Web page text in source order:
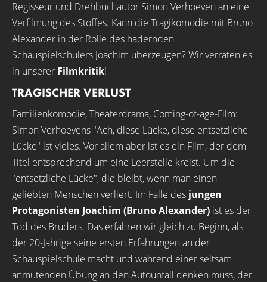
Regisseur und Drehbuchautor Simon Verhoeven an eine
Verfilmung des Stoffes. Kann die Tragikomödie mit Bruno
Alexander in der Rolle des hadernden
Schauspielschülers Joachim überzeugen? Wir verraten es
in unserer Filmkritik!
TRAGISCHER VERLUST
Familienkomödie, Theaterdrama, Coming-of-age-Film:
Simon Verhoevens "Ach, diese Lücke, diese entsetzliche
Lücke" ist vieles. Vor allem aber ist es ein Film, der dem
Titel entsprechend um eine Leerstelle kreist. Um die
"entsetzliche Lücke", die bleibt, wenn man einen
geliebten Menschen verliert. Im Falle des jungen
Protagonisten Joachim (Bruno Alexander) ist es der
Tod des Bruders. Das erfahren wir gleich zu Beginn, als
der 20-Jährige seine ersten Erfahrungen an der
Schauspielschule macht und während einer seltsam
anmutenden Übung an den Autounfall denken muss, der